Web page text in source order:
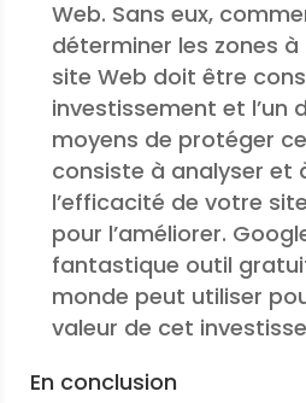
Web. Sans eux,
déterminer les zones à
site Web doit être
investissement et l’un
moyens de protéger
consiste à analyser et
l’efficacité de votre
pour l’améliorer.
fantastique outil
monde peut utiliser
valeur de cet
En conclusion